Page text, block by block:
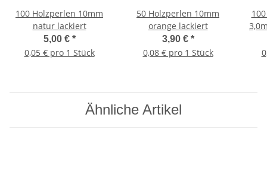
100 Holzperlen 10mm
natur lackiert
5,00 € *
0,05 € pro 1 Stück
50 Holzperlen 10mm
orange lackiert
3,90 € *
0,08 € pro 1 Stück
Ähnliche Artikel